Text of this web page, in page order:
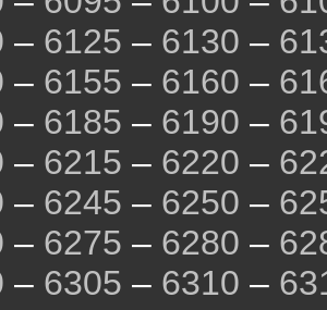
– 6125 – 6130 –
– 6155 – 6160 –
– 6185 – 6190 –
– 6215 – 6220 –
– 6245 – 6250 –
– 6275 – 6280 –
– 6305 – 6310 –